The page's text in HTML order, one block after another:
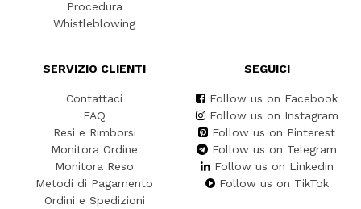
Procedura
Whistleblowing
SERVIZIO CLIENTI
Contattaci
FAQ
Resi e Rimborsi
Monitora Ordine
Monitora Reso
Metodi di Pagamento
Ordini e Spedizioni
SEGUICI
Follow us on Facebook
Follow us on Instagram
Follow us on Pinterest
Follow us on Telegram
Follow us on Linkedin
Follow us on TikTok